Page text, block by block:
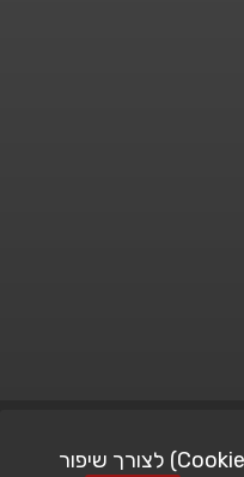
אתר זה משתמש בעוגיות (Cookies) לצורך שיפור